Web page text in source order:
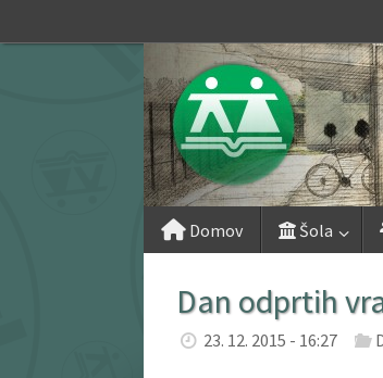
to
Skip
Domov Šola
Dan odprtih
23. 12. 2015 - 16:27